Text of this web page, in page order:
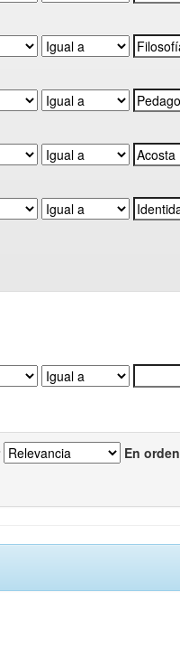
En orden